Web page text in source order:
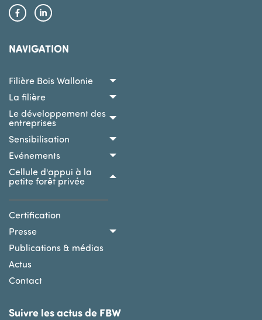
FacebookLinkedin
NAVIGATION
Filière Bois Wallonie
La filière
Le développement des
entreprises
Sensibilisation
Evénements
Cellule d'appui à la
petite forêt privée
SECONDARY MENU
Certification
Presse
Publications & médias
Actus
Contact
Suivre les actus de FBW